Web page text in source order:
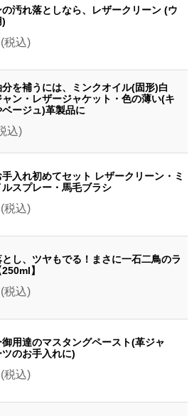
汚れ落としなら、レザークリーン (ウ
)
(税込)
を補うには、ミンクオイル(固形)白
ン・レザージャケット・色の薄い(キ
ベージュ)革製品に
込)
入れ初めてセット レザークリーン・ミ
ルスプレー・馬毛ブラシ
(税込)
し、ツヤもでる！まさに一石二鳥のラ
】
(税込)
用達のマスタングペースト(革ジャ
のお手入れに)
(税込)